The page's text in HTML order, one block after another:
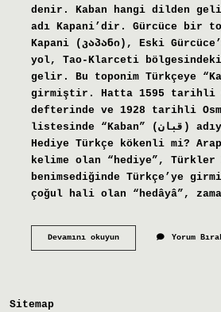
denir. Kaban hangi dilden
adı Kapani’dir. Gürcüce bir
Kapani (კაპანი), Eski
yol, Tao-Klarceti bölgesindeki
gelir. Bu toponim Türkçeye
girmiştir. Hatta 1595 tarihli
defterinde ve 1928 tarihli
listesinde “Kaban” (قبان) adıyla geçmektedir.
Hediye Türkçe kökenli mi?
kelime olan “hediye”, Türkler
benimsediğinde Türkçe’ye
çoğul hali olan “hedâyâ”,
Devamını okuyunKünye
Yorum
Sitemap